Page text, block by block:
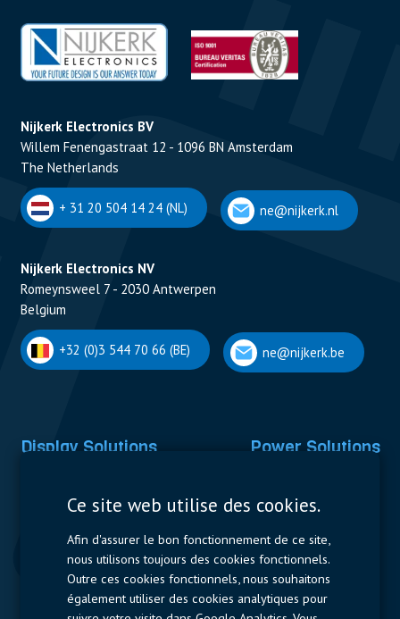
Nijkerk Electronics BV
Willem Fenengastraat 12 - 1096 BN Amsterdam
The Netherlands
+ 31 20 504 14 24 (NL) ne@nijkerk.nl
Nijkerk Electronics NV
Romeynsweel 7 - 2030 Antwerpen
Belgium
+32 (0)3 544 70 66 (BE) ne@nijkerk.be
Display Solutions Power Solutions
Contactors & Fuses
Measurement
Resistors
Ce site web utilise des cookies.
Afin d'assurer le bon fonctionnement de ce site,
nous utilisons toujours des cookies fonctionnels.
Outre ces cookies fonctionnels, nous souhaitons
également utiliser des cookies analytiques pour